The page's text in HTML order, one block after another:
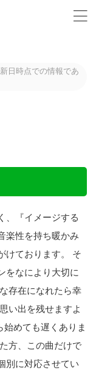
日時点での情報であ
、『イメージする
楽性を持ち暖かみ
けております。 そ
をなにより大切に
存在になれたら幸
い出を残せますよ
めても遅くありま
方、この曲だけで
別に対応させてい